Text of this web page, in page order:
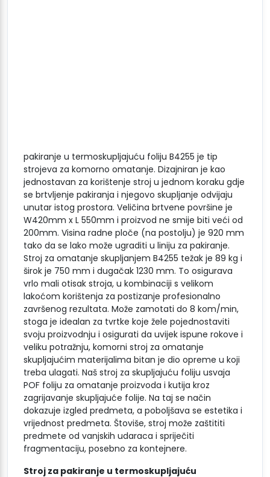
pakiranje u termoskupljajuću foliju B4255 je tip
strojeva za komorno omatanje. Dizajniran je kao
jednostavan za korištenje stroj u jednom koraku gdje
se brtvljenje pakiranja i njegovo skupljanje odvijaju
unutar istog prostora. Veličina brtvene površine je
W420mm x L 550mm i proizvod ne smije biti veći od
200mm. Visina radne ploče (na postolju) je 920 mm
tako da se lako može ugraditi u liniju za pakiranje.
Stroj za omatanje skupljanjem B4255 težak je 89 kg i
širok je 750 mm i dugačak 1230 mm. To osigurava
vrlo mali otisak stroja, u kombinaciji s velikom
lakoćom korištenja za postizanje profesionalno
završenog rezultata. Može zamotati do 8 kom/min,
stoga je idealan za tvrtke koje žele pojednostaviti
svoju proizvodnju i osigurati da uvijek ispune rokove i
veliku potražnju, komorni stroj za omatanje
skupljajućim materijalima bitan je dio opreme u koji
treba ulagati. Naš stroj za skupljajuću foliju usvaja
POF foliju za omatanje proizvoda i kutija kroz
zagrijavanje skupljajuće folije. Na taj se način
dokazuje izgled predmeta, a poboljšava se estetika i
vrijednost predmeta. Štoviše, stroj može zaštititi
predmete od vanjskih udaraca i spriječiti
fragmentaciju, posebno za kontejnere.
Stroj za pakiranje u termoskupljajuću